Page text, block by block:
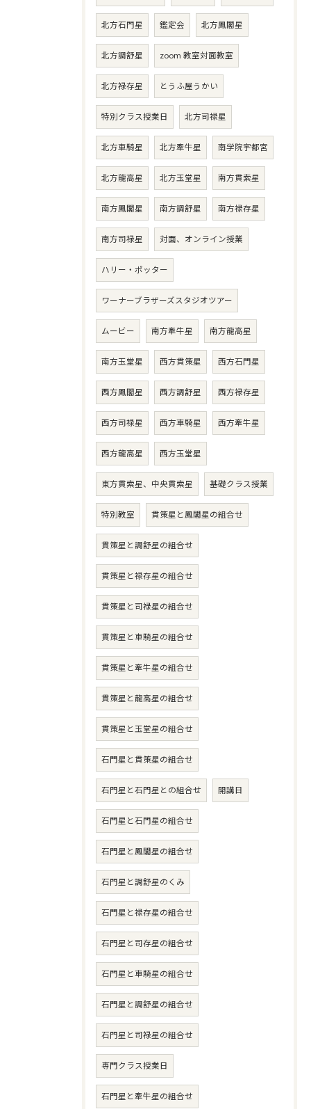
北方石門星 鑑定会 北方鳳閣星
北方調舒星 zoom 教室対面教室
北方禄存星 とうふ屋うかい
特別クラス授業日 北方司禄星
北方車騎星 北方牽牛星 南学院宇都宮
北方龍高星 北方玉堂星 南方貫索星
南方鳳閣星 南方調舒星 南方禄存星
南方司禄星 対面、オンライン授業
ハリー・ポッター
ワーナーブラザーズスタジオツアー
ムービー 南方牽牛星 南方龍高星
南方玉堂星 西方貫策星 西方石門星
西方鳳閣星 西方調舒星 西方禄存星
西方司禄星 西方車騎星 西方牽牛星
西方龍高星 西方玉堂星
東方貫索星、中央貫索星 基礎クラス授業
特別教室 貫策星と鳳閣星の組合せ
貫策星と調舒星の組合せ
貫策星と禄存星の組合せ
貫策星と司禄星の組合せ
貫策星と車騎星の組合せ
貫策星と牽牛星の組合せ
貫策星と龍高星の組合せ
貫策星と玉堂星の組合せ
石門星と貫策星の組合せ
石門星と石門星との組合せ 開講日
石門星と石門星の組合せ
石門星と鳳閣星の組合せ
石門星と調舒星のくみ
石門星と禄存星の組合せ
石門星と司存星の組合せ
石門星と車騎星の組合せ
石門星と調舒星の組合せ
石門星と司禄星の組合せ
専門クラス授業日
石門星と牽牛星の組合せ